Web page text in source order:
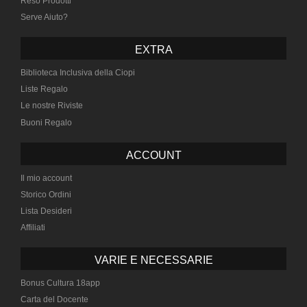
Serve Aiuto?
EXTRA
Biblioteca Inclusiva della Ciopi
Liste Regalo
Le nostre Riviste
Buoni Regalo
ACCOUNT
Il mio account
Storico Ordini
Lista Desideri
Affiliati
VARIE E NECESSARIE
Bonus Cultura 18app
Carta del Docente